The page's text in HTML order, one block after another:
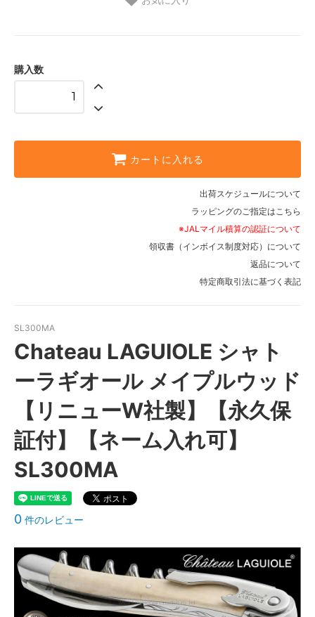
購入数
カートに入れる
出荷スケジュールについて
ラッピングのご指定はこちら
※JALマイル積算の認証について
領収書（インボイス制度対応）について
返品について
特定商取引法に基づく表記
SL300MA
Chateau LAGUIOLE シャト
ーラギオール メイプルウッド
【リニューW社製】【永久保
証付】【ネーム入れ可】
SL300MA
0 件のレビュー